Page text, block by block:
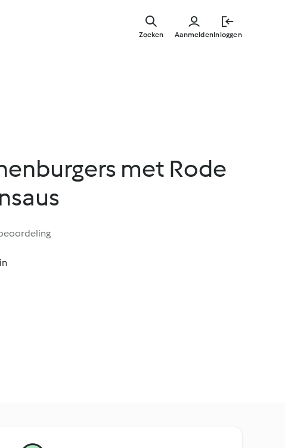
AanmeldenInloggen
Zoeken
met Rode